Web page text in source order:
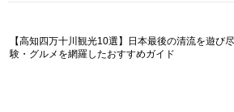
【高知四万十川観光10選】日本最後の清流を遊び
験・グルメを網羅したおすすめガイド